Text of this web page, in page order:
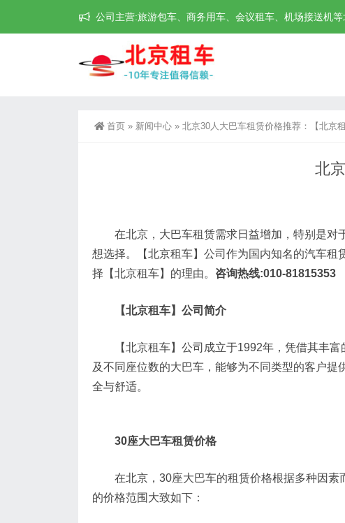
公司主营:旅游包车、商务用车、会议租车、机场接送机
首页 » 新闻中心 » 北京30人大巴车租赁价格推荐：【北京租
北
在北京，大巴车租赁需求日益增加，特别是对
想选择。【北京租车】公司作为国内知名的汽车
择【北京租车】的理由。 咨询热线:010-81815353
【北京租车】公司简介
【北京租车】公司成立于1992年，凭借其丰富
及不同座位数的大巴车，能够为不同类型的客户
全与舒适。
30座大巴车租赁价格
在北京，30座大巴车的租赁价格根据多种因素
的价格范围大致如下：